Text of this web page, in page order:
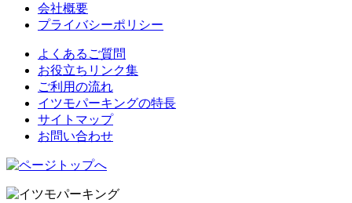
会社概要
プライバシーポリシー
よくあるご質問
お役立ちリンク集
ご利用の流れ
イツモパーキングの特長
サイトマップ
お問い合わせ